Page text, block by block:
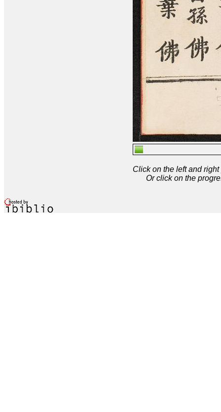
Click on the left and
Or click on the